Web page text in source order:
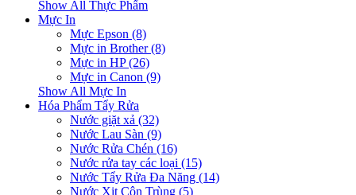
Show All Thực Phẩm
Mực In
Mực Epson (8)
Mực in Brother (8)
Mực in HP (26)
Mực in Canon (9)
Show All Mực In
Hóa Phẩm Tẩy Rửa
Nước giặt xả (32)
Nước Lau Sàn (9)
Nước Rửa Chén (16)
Nước rửa tay các loại (15)
Nước Tẩy Rửa Đa Năng (14)
Nước Xịt Côn Trùng (5)